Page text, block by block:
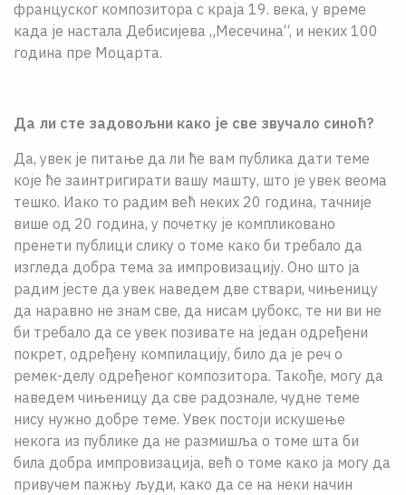
француског композитора с краја 19. века, у време
када је настала Дебисијева „Месечина“, и неких 100
година пре Моцарта.
Да ли сте задовољни како је све звучало синоћ?
Да, увек је питање да ли ће вам публика дати теме
које ће заинтригирати вашу машту, што је увек веома
тешко. Иако то радим већ неких 20 година, тачније
више од 20 година, у почетку је компликовано
пренети публици слику о томе како би требало да
изгледа добра тема за импровизацију. Оно што ја
радим јесте да увек наведем две ствари, чињеницу
да наравно не знам све, да нисам џубокс, те ни ви не
би требало да се увек позивате на један одређени
покрет, одређену компилацију, било да је реч о
ремек-делу одређеног композитора. Такође, могу да
наведем чињеницу да све радознале, чудне теме
нису нужно добре теме. Увек постоји искушење
некога из публике да не размишља о томе шта би
била добра импровизација, већ о томе како ја могу да
привучем пажњу људи, како да се на неки начин